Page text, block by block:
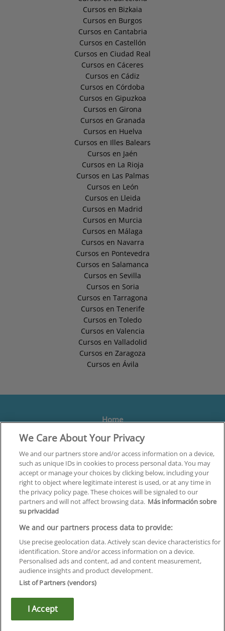
Cursos en Bizkaia
Cursos en Burgos
Cursos en Cantabria
Cursos en Castellón
Cursos en Ciudad Real
Cursos en Cáceres
Cursos en Cádiz
Cursos en Córdoba
Cursos en Gipuzkoa
Cursos en Girona
Cursos en Granada
Cursos en Huelva
Cursos en Illes Balears
Cursos en Jaén
Cursos en La Rioja
Cursos en Las Palmas
Cursos en León
Cursos en Lleida
Cursos en Madrid
Cursos en Murcia
Cursos en Málaga
Cursos en Navarra
Cursos en Pontevedra
Cursos en Salamanca
Cursos en Sevilla
Cursos en Soria
Cursos en Tarragona
Cursos en Tenerife
Cursos en Toledo
Cursos en Valencia
Cursos en Valladolid
Cursos en Zaragoza
Cursos en Ávila
Home
Formación
Centros
Orientación
Quiénes somos
Contacta
Aviso Legal
Política de Privacidad
Política de Cookies
Canal Ético
We Care About Your Privacy
We and our partners store and/or access information on a device,
such as unique IDs in cookies to process personal data. You may
accept or manage your choices by clicking below, including your
right to object where legitimate interest is used, or at any time in
the privacy policy page. These choices will be signaled to our
partners and will not affect browsing data. Más información sobre
su privacidad
We and our partners process data to provide:
Use precise geolocation data. Actively scan device characteristics for
identification. Store and/or access information on a device.
Personalised ads and content, ad and content measurement,
audience insights and product development.
List of Partners (vendors)
I Accept